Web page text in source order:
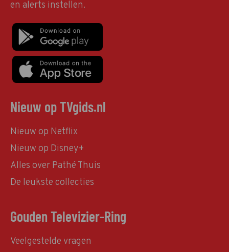
en alerts instellen.
Nieuw op TVgids.nl
Nieuw op Netflix
Nieuw op Disney+
Alles over Pathé Thuis
De leukste collecties
Gouden Televizier-Ring
Veelgestelde vragen